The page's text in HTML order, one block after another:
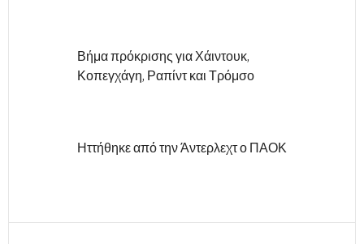
Βήμα πρόκρισης για Χάιντουκ,
Κοπεγχάγη, Ραπίντ και Τρόμσο
Ηττήθηκε από την Άντερλεχτ ο ΠΑΟΚ